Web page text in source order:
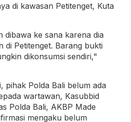
di kawasan Petitenget, Kuta
dibawa ke sana karena dia
di Petitenget. Barang bukti
dikonsumsi sendiri,"
pihak Polda Bali belum ada
wartawan, Kasubbid
Polda Bali, AKBP Made
mengaku belum